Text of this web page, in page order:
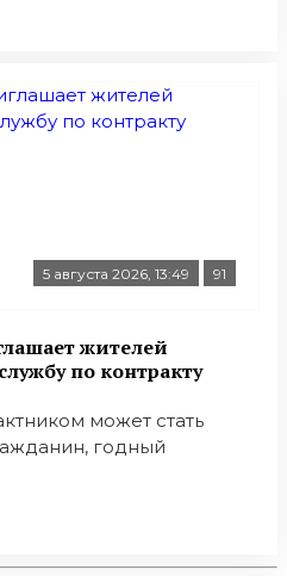
5 августа 2026, 13:49 91
житeлeй
по контракту
может стать
годный